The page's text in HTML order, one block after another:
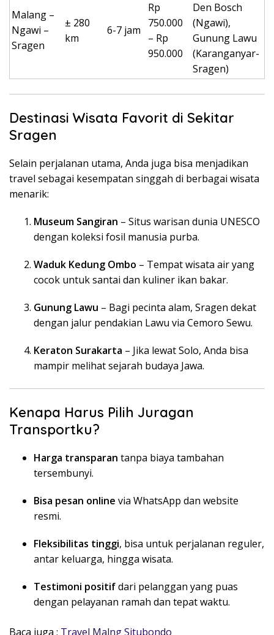
Malang –
Ngawi –
Sragen
± 280
km
6-7 jam
Rp
750.000
– Rp
950.000
Den Bosch
(Ngawi),
Gunung Lawu
(Karanganyar-
Sragen)
Destinasi Wisata Favorit di Sekitar
Sragen
Selain perjalanan utama, Anda juga bisa menjadikan
travel sebagai kesempatan singgah di berbagai wisata
menarik:
Museum Sangiran – Situs warisan dunia UNESCO
dengan koleksi fosil manusia purba.
Waduk Kedung Ombo – Tempat wisata air yang
cocok untuk santai dan kuliner ikan bakar.
Gunung Lawu – Bagi pecinta alam, Sragen dekat
dengan jalur pendakian Lawu via Cemoro Sewu.
Keraton Surakarta – Jika lewat Solo, Anda bisa
mampir melihat sejarah budaya Jawa.
Kenapa Harus Pilih Juragan
Transportku?
Harga transparan tanpa biaya tambahan
tersembunyi.
Bisa pesan online via WhatsApp dan website
resmi.
Fleksibilitas tinggi, bisa untuk perjalanan reguler,
antar keluarga, hingga wisata.
Testimoni positifdari pelanggan yang puas
dengan pelayanan ramah dan tepat waktu.
Baca juga : Travel Malng Situbondo